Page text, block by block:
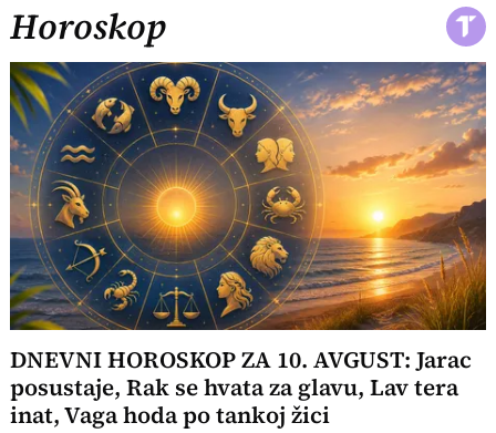
Horoskop
DNEVNI HOROSKOP ZA 10. AVGUST: Jarac
posustaje, Rak se hvata za glavu, Lav tera
inat, Vaga hoda po tankoj žici